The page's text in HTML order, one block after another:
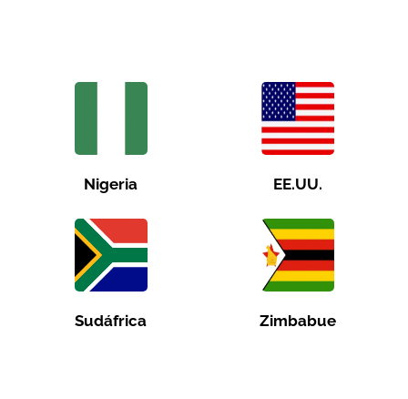
Nigeria EE.UU.
Sudáfrica Zimbabue